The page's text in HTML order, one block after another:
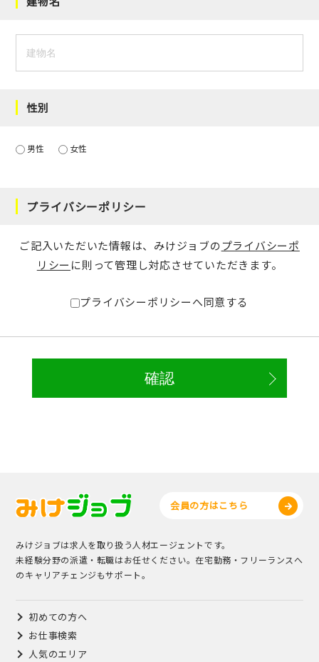
性別
男性 女性
プライバシーポリシー
ご記入いただいた情報は、みけジョブのプライバシーポ
リシー に則って管理し対応させていただきます。
プライバシーポリシーへ同意する
会員の方はこちら
みけジョブは求人を取り扱う人材エージェントです。
未経験分野の派遣・転職はお任せください。在宅勤務・フリーランスへ
のキャリアチェンジもサポート。
初めての方へ
お仕事検索
人気のエリア